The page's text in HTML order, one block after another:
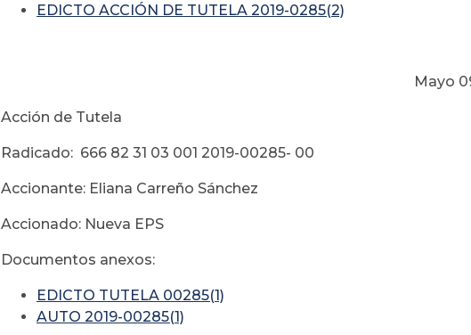
EDICTO ACCIÓN DE TUTELA 2019-0285(2)
Mayo 09 de
Acción de Tutela
Radicado: 666 82 31 03 001 2019-00285- 00
Accionante: Eliana Carreño Sánchez
Accionado: Nueva EPS
Documentos anexos:
EDICTO TUTELA 00285(1)
AUTO 2019-00285(1)